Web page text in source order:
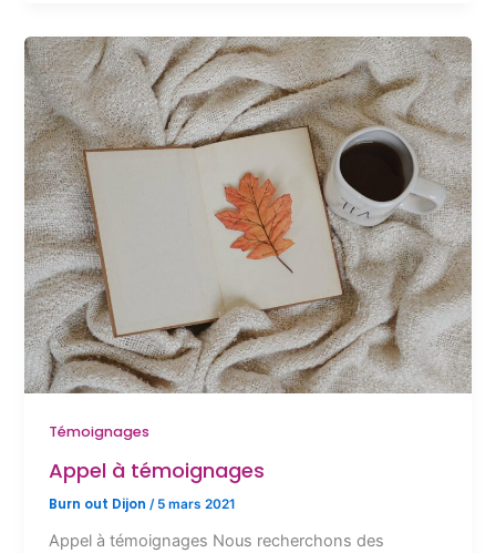
e
b
o
o
k
o
d
o
n
l a
g
er
Témoignages
Appel à témoignages
Burn out Dijon/ 5 mars 2021
Appel à témoignages Nous recherchons des